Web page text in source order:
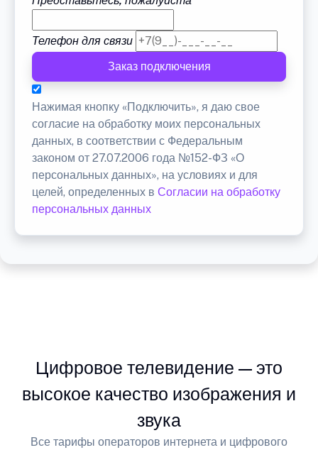
Телефон для связи
Заказ подключения
Нажимая кнопку «Подключить», я даю свое
согласие на обработку моих персональных
данных, в соответствии с Федеральным
законом от 27.07.2006 года №152-ФЗ «О
персональных данных», на условиях и для
целей, определенных в Согласии на обработку
персональных данных
Цифровое телевидение — это
высокое качество изображения и
звука
Все тарифы операторов интернета и цифрового